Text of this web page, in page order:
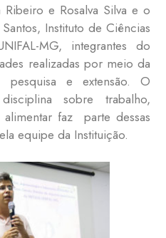
Ribeiro e Rosalva Silva e o
Instituto de Ciências
MG, integrantes do
realizadas por meio da
pesquisa e extensão. O
sobre trabalho,
faz parte dessas
equipe da Instituição.